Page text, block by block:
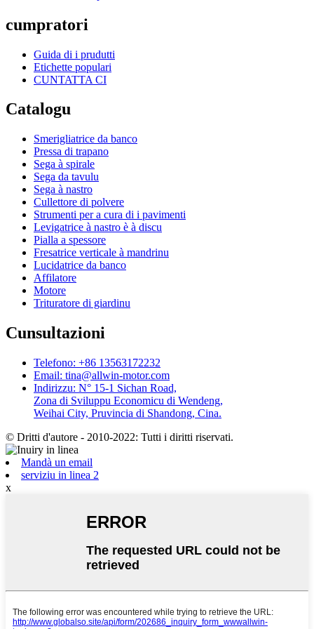
cumpratori
Guida di i prudutti
Etichette populari
CUNTATTA CI
Catalogu
Smerigliatrice da banco
Pressa di trapano
Sega à spirale
Sega da tavulu
Sega à nastro
Cullettore di polvere
Strumenti per a cura di i pavimenti
Levigatrice à nastro è à discu
Pialla a spessore
Fresatrice verticale à mandrinu
Lucidatrice da banco
Affilatore
Motore
Trituratore di giardinu
Cunsultazioni
Telefono: +86 13563172232
Email: tina@allwin-motor.com
Indirizzu: N° 15-1 Sichan Road,
Zona di Sviluppu Economicu di Wendeng,
Weihai City, Pruvincia di Shandong, Cina.
© Dritti d'autore - 2010-2022: Tutti i diritti riservati.
Mandà un email
serviziu in linea 2
x